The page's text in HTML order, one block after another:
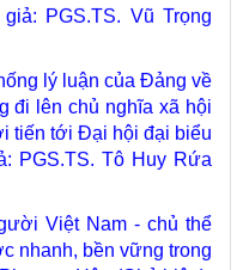
lý luận của Đảng về
đi lên chủ nghĩa xã hội
tiến tới Đại hội đại biểu
PGS.TS. Tô Huy Rứa
Việt Nam - chủ thể
nhanh, bền vững trong
Hậu (Chủ biên).